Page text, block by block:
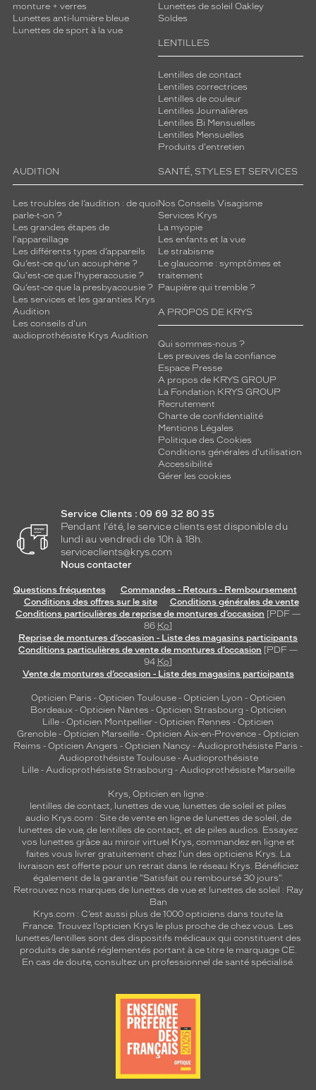
monture + verres
Lunettes anti-lumière bleue
Lunettes de sport à la vue
Lunettes de soleil Oakley
Soldes
LENTILLES
Lentilles de contact
Lentilles correctrices
Lentilles de couleur
Lentilles Journalières
Lentilles Bi Mensuelles
Lentilles Mensuelles
Produits d'entretien
AUDITION
Les troubles de l’audition : de quoi
parle-t-on ?
Les grandes étapes de
l'appareillage
Les différents types d’appareils
Qu’est-ce qu'un acouphène ?
Qu'est-ce que l'hyperacousie ?
Qu’est-ce que la presbyacousie ?
Les services et les garanties Krys
Audition
Les conseils d'un
audioprothésiste Krys Audition
SANTÉ, STYLES ET SERVICES
Nos Conseils Visagisme
Services Krys
La myopie
Les enfants et la vue
Le strabisme
Le glaucome : symptômes et
traitement
Paupière qui tremble ?
A PROPOS DE KRYS
Qui sommes-nous ?
Les preuves de la confiance
Espace Presse
A propos de KRYS GROUP
La Fondation KRYS GROUP
Recrutement
Charte de confidentialité
Mentions Légales
Politique des Cookies
Conditions générales d'utilisation
Accessibilité
Gérer les cookies
Service Clients : 09 69 32 80 35
Pendant l'été, le service clients est disponible du
lundi au vendredi de 10h à 18h.
serviceclients@krys.com
Nous contacter
Questions fréquentes
Commandes - Retours - Remboursement
Conditions des offres sur le site
Conditions générales de vente
Conditions particulières de reprise de montures d’occasion [PDF —
86 Ko]
Reprise de montures d’occasion - Liste des magasins participants
Conditions particulières de vente de montures d’occasion [PDF —
94 Ko]
Vente de montures d’occasion - Liste des magasins participants
Opticien Paris - Opticien Toulouse- Opticien Lyon - Opticien
Bordeaux- Opticien Nantes - Opticien Strasbourg - Opticien
Lille - Opticien Montpellier - Opticien Rennes - Opticien
Grenoble - Opticien Marseille - Opticien Aix-en-Provence - Opticien
Reims - Opticien Angers - Opticien Nancy - Audioprothésiste Paris -
Audioprothésiste Toulouse- Audioprothésiste
Lille- Audioprothésiste Strasbourg - Audioprothésiste Marseille
Krys, Opticien en ligne :
lentilles de contact lunettes de vue, lunettes de soleil et piles
audio Krys.com : Site de vente en ligne de lunettes de soleil, de
lunettes de vue, de lentilles de contact , et de piles audios. Essayez
vos lunettes grâce au miroir virtuel Krys, commandez en ligne et
faites vous livrer gratuitement chez l'un des opticiens Krys. La
livraison est offerte pour un retrait dans le réseau Krys. Bénéficiez
également de la garantie "Satisfait ou remboursé 30 jours".
Retrouvez nos marques de lunettes de vue et lunettes de soleil : Ray
Ban
Krys.com : C’est aussi plus de 1000 opticiens dans toute la
France. Trouvez l’opticien Krys le plus proche de chez vous . Les
lunettes/lentilles sont des dispositifs médicaux qui constituent des
produits de santé réglementés portant à ce titre le marquage CE.
En cas de doute, consultez un professionnel de santé spécialisé.